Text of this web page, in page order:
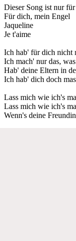
Dieser Song ist nur
Für dich, mein Engel
Jaqueline
Je t'aime
Ich hab' für dich nicht
Ich mach' nur das,
Hab' deine Eltern in
Ich hab' dich doch
Lass mich wie ich's
Lass mich wie ich's
Wenn's deine